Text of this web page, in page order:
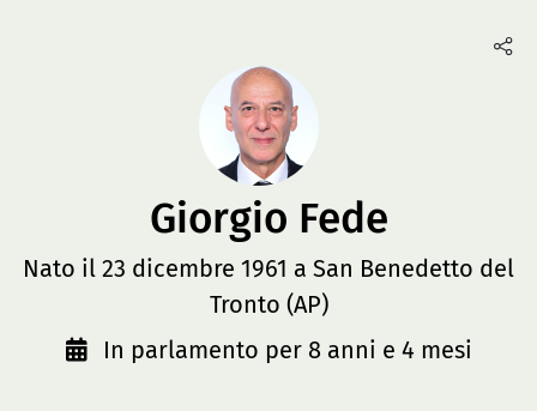
Giorgio Fede
Nato il 23 dicembre 1961 a San Benedetto del
Tronto (AP)
In parlamento per 8 anni e 4 mesi